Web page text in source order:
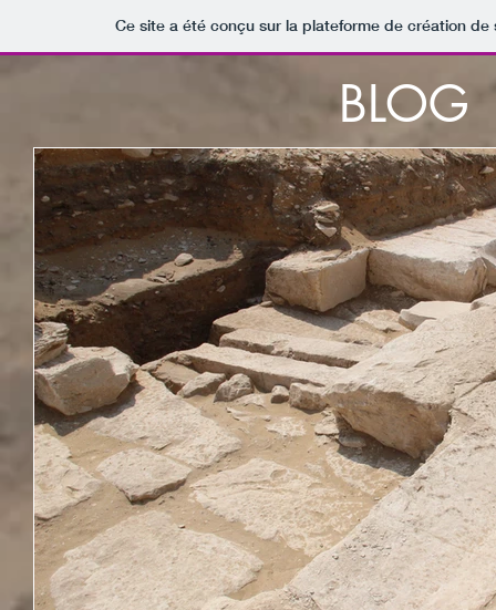
Ce site a été conçu sur la plateforme de création
BLOG